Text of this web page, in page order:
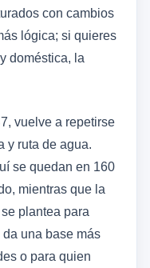
con cambios
lógica; si quieres
doméstica, la
vuelve a repetirse
y ruta de agua.
se quedan en 160
mientras que la
plantea para
una base más
o para quien